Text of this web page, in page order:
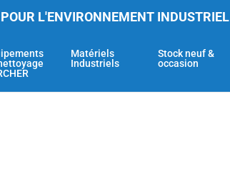
L'ENVIRONNEMENT INDUSTRIEL
Matériels
Industriels
Stock neuf &
occasion